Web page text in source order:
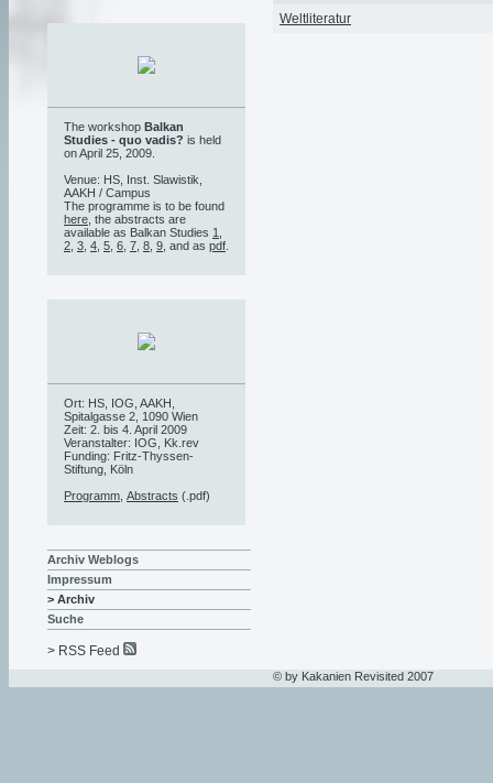
Weltliteratur
The workshop Balkan
Studies - quo vadis? is held
on April 25, 2009.
Venue: HS, Inst. Slawistik,
AAKH / Campus
The programme is to be found
here , the abstracts are
available as Balkan Studies 1
2 3 4 5 6 7 8 9 , and as pdf
Ort: HS, IOG, AAKH,
Spitalgasse 2, 1090 Wien
Zeit: 2. bis 4. April 2009
Veranstalter: IOG, Kk.rev
Funding: Fritz-Thyssen-
Stiftung, Köln
Programm Abstracts (.pdf)
Archiv Weblogs
Impressum
> Archiv
Suche
> RSS Feed
© by Kakanien Revisited 2007